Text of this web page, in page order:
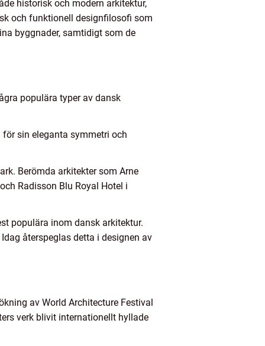
historisk och modern arkitektur,
och funktionell designfilosofi som
byggnader, samtidigt som de
populära typer av dansk
sin eleganta symmetri och
Berömda arkitekter som Arne
Radisson Blu Royal Hotel i
populära inom dansk arkitektur.
återspeglas detta i designen av
av World Architecture Festival
verk blivit internationellt hyllade